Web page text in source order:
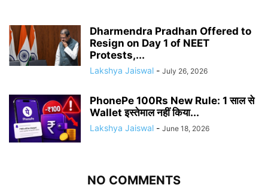
Dharmendra Pradhan Offered to
Resign on Day 1 of NEET
Protests,...
Lakshya Jaiswal - July 26, 2026
PhonePe 100Rs New Rule: 1 साल से
Wallet इस्तेमाल नहीं किया...
Lakshya Jaiswal - June 18, 2026
NO COMMENTS